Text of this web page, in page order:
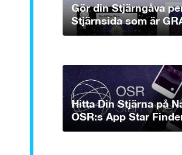
Gör din Stjärngåva
Stjärnsida som är
Hitta Din Stjärna på
OSR:s App Star